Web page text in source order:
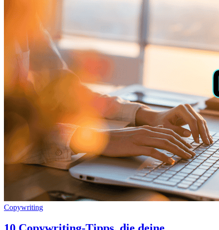
Copywriting